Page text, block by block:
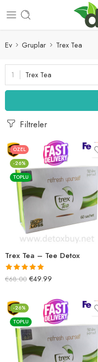
Ev Gruplar Trex Tea
Trex Tea
Filtreler
ÖZEL
-26%
TOPLU
Trex Tea – Tee Detox
5 üzerinden
€68.00 €49.99
-26%
TOPLU